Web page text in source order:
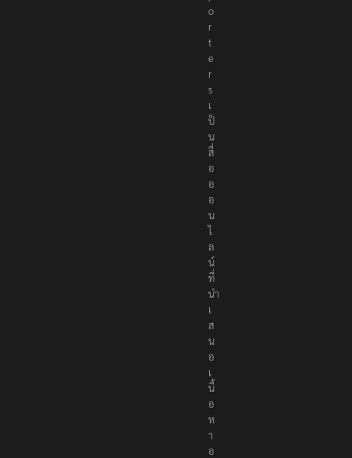
p
o
r
t
e
r
s
เ
ป็
น
สื่
อ
อ
อ
น
ไ
ล
น์
ที่
นำ
เ
ส
น
อ
เ
นื้
อ
ห
า